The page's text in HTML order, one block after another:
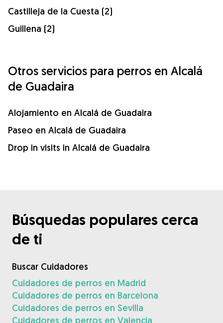
Castilleja de la Cuesta (2)
Guillena (2)
Otros servicios para perros en Alcalá
de Guadaira
Alojamiento en Alcalá de Guadaira
Paseo en Alcalá de Guadaira
Drop in visits in Alcalá de Guadaira
Búsquedas populares cerca
de ti
Buscar Cuidadores
Cuidadores de perros en Madrid
Cuidadores de perros en Barcelona
Cuidadores de perros en Sevilla
Cuidadores de perros en Valencia